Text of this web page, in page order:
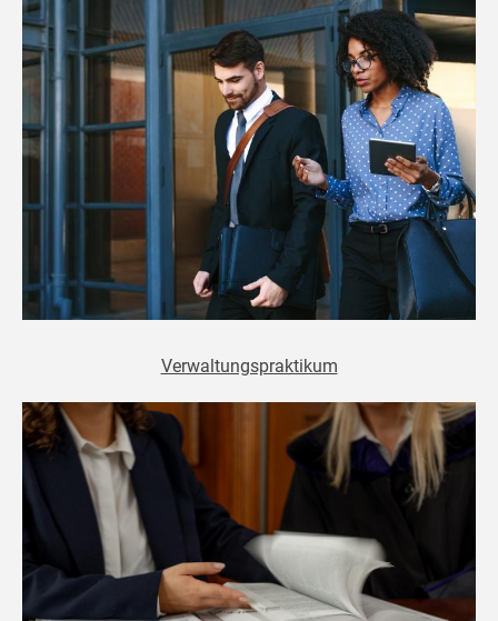
Verwaltungspraktikum